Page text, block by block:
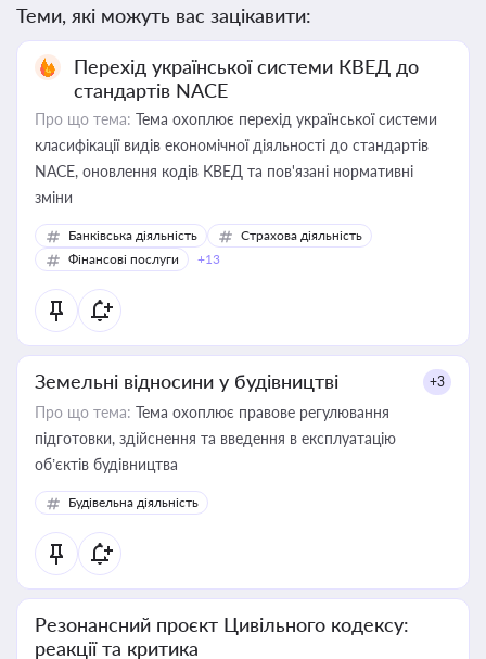
Теми, які можуть вас зацікавити:
Перехід української системи КВЕД до
стандартів NACE
Про що тема: Тема охоплює перехід української системи
класифікації видів економічної діяльності до стандартів
NACE, оновлення кодів КВЕД та пов'язані нормативні
зміни
Банківська діяльність
Страхова діяльність
Фінансові послуги
+13
Земельні відносини у будівництві +3
Про що тема: Тема охоплює правове регулювання
підготовки, здійснення та введення в експлуатацію
об’єктів будівництва
Будівельна діяльність
Резонансний проєкт Цивільного кодексу:
реакції та критика